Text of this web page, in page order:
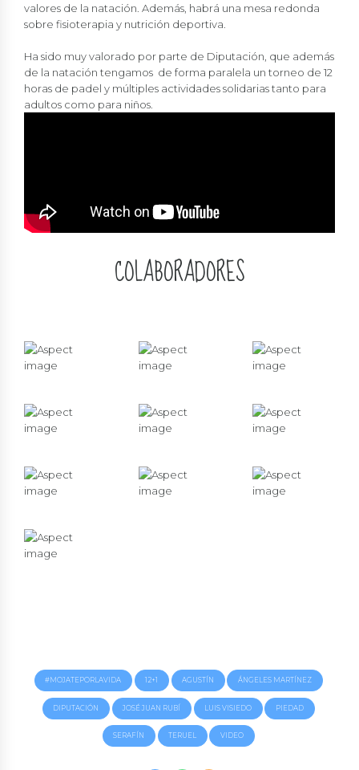
valores de la natación. Además, habrá una mesa redonda
sobre fisioterapia y nutrición deportiva.
Ha sido muy valorado por parte de Diputación, que además
de la natación tengamos de forma paralela un torneo de 12
horas de padel y múltiples actividades solidarias tanto para
adultos como para niños.
COLABORADORES
#MOJATEPORLAVIDA 12+1 AGUSTÍN ÁNGELES MARTÍNEZ
DIPUTACIÓN JOSÉ JUAN RUBÍ LUIS VISIEDO PIEDAD
SERAFÍN TERUEL VIDEO